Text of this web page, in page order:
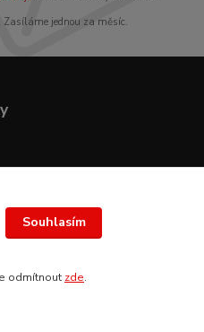
Zasíláme jednou za měsíc.
Souhlasím
odmítnout zde.